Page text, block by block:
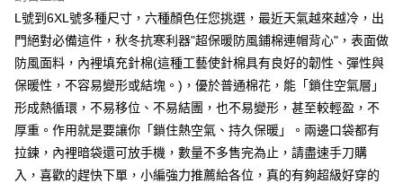
每筆NT$80，滿NT$1,000(含以上)免運費
每筆NT$80，滿NT$1,000(含以上)免運費
宅配
每筆NT$150，滿NT$3,000(含以上)免運費
外島郵寄
L號到6XL號多種尺寸，六種顏色任您挑選，最近天氣越來越冷，出
門絕對必備這件，秋冬抗寒利器"超保暖防風鋪棉連帽背心"，表面做
防風面料，內裡填充針棉(這種工藝使針棉具有良好的韌性、彈性與
保暖性，不容易變形或結塊。)，優於普通棉花，能「鎖住空氣層」
形成熱循環，不易移位、不易結團，也不易變形，甚至較輕盈，不
厚重。作用就是要讓你「鎖住熱空氣、持久保暖」。兩邊口袋都有
拉鍊，內裡暗袋還可放手機，數量不多售完為止，請盡速手刀購
入，喜歡的趕快下單，小編強力推薦給各位，真的有夠超級好穿的